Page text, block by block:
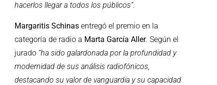
hacerlos llegar a todos los públicos“.
Margaritis Schinas entregó el premio en la
categoría de radio a Marta García Aller. Según el
jurado “ha sido galardonada por la profundidad y
modernidad de sus análisis radiofónicos,
destacando su valor de vanguardia y su capacidad